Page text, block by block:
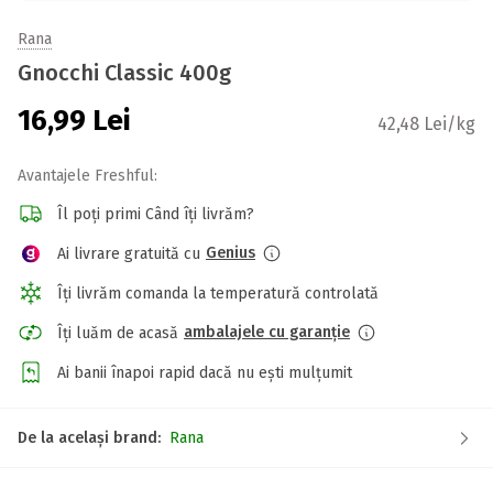
Rana
Gnocchi Classic 400g
16,99 Lei 42,48 Lei/kg
Avantajele Freshful:
Îl poți primi Când îți livrăm?
Ai livrare gratuită cu Genius
Îți livrăm comanda la temperatură controlată
Îți luăm de acasă ambalajele cu garanție
Ai banii înapoi rapid dacă nu ești mulțumit
De la același brand: Rana